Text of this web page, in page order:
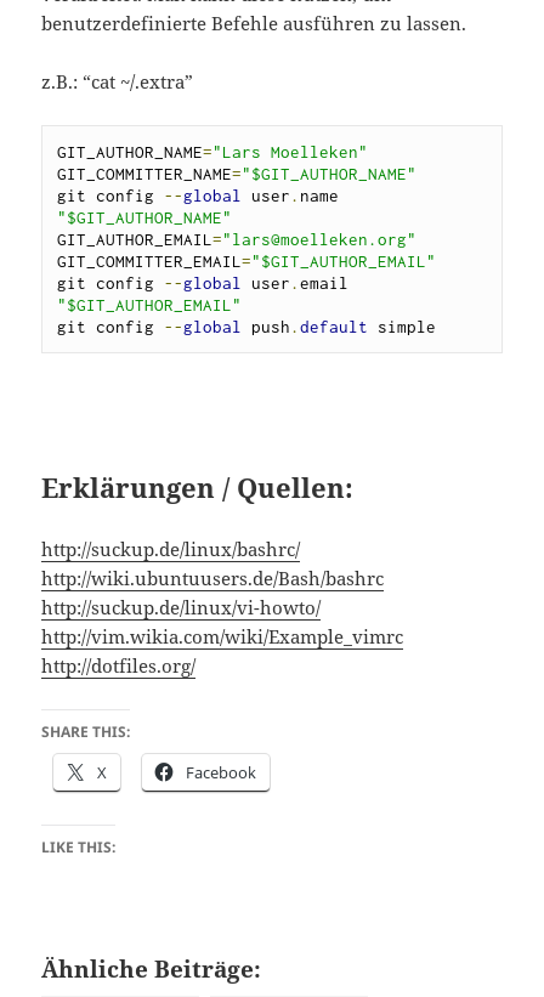
benutzerdefinierte Befehle ausführen zu lassen.
z.B.: “cat ~/.extra”
GIT_AUTHOR_NAME="Lars Moelleken"
GIT_COMMITTER_NAME="$GIT_AUTHOR_NAME"
git config --global user .
"$GIT_AUTHOR_NAME"
GIT_AUTHOR_EMAIL="lars@moelleken.org"
GIT_COMMITTER_EMAIL="$GIT_AUTHOR_EMAIL "
git config --global user .
"$GIT_AUTHOR_EMAIL "
git config --global push .default simple
Erklärungen / Quellen:
http://suckup.de/linux/bashrc/
http://wiki.ubuntuusers.de/Bash/bashrc
http://suckup.de/linux/vi-howto/
http://vim.wikia.com/wiki/Example_vimrc
http://dotfiles.org/
SHARE THIS:
X Facebook
LIKE THIS:
Ähnliche Beiträge: